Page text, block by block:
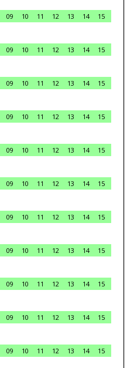
09 10 11 12 13 14
15
09 10 11 12 13 14
15
09 10 11 12 13 14
15
09 10 11 12 13 14
15
09 10 11 12 13 14
15
09 10 11 12 13 14
15
09 10 11 12 13 14
15
09 10 11 12 13 14
15
09 10 11 12 13 14
15
09 10 11 12 13 14
15
09 10 11 12 13 14
15